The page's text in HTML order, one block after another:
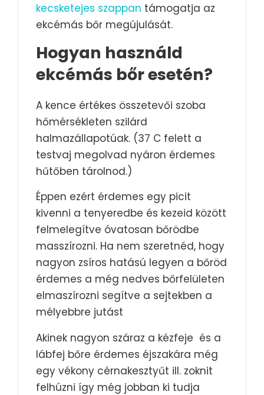
kecsketejes szappan támogatja az
ekcémás bőr megújulását.
Hogyan használd
ekcémás bőr esetén?
A kence értékes összetevői szoba
hőmérsékleten szilárd
halmazállapotúak. (37 C felett a
testvaj megolvad nyáron érdemes
hűtőben tárolnod.)
Éppen ezért érdemes egy picit
kivenni a tenyeredbe és kezeid között
felmelegítve óvatosan bőrödbe
masszírozni. Ha nem szeretnéd, hogy
nagyon zsíros hatású legyen a bőröd
érdemes a még nedves bőrfelületen
elmaszírozni segítve a sejtekben a
mélyebbre jutást
Akinek nagyon száraz a kézfeje és a
lábfej bőre érdemes éjszakára még
egy vékony cérnakesztyűt ill. zoknit
felhúzni így még jobban ki tudja